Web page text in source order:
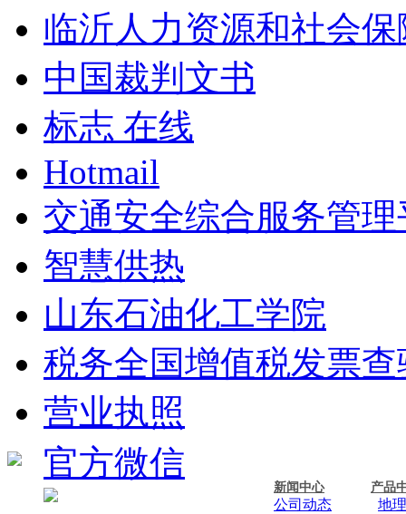
临沂人力资源和社会保
中国裁判文书
标志 在线
Hotmail
交通安全综合服务管理
智慧供热
山东石油化工学院
税务全国增值税发票
营业执照
新闻中心 产品
公司动态
地
官方微信